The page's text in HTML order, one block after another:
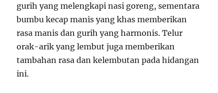
gurih yang melengkapi nasi goreng, sementara
bumbu kecap manis yang khas memberikan
rasa manis dan gurih yang harmonis. Telur
orak-arik yang lembut juga memberikan
tambahan rasa dan kelembutan pada hidangan
ini.